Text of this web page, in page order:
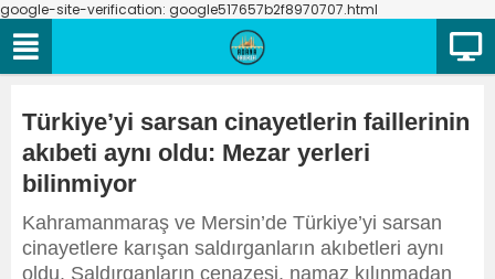
google-site-verification: google517657b2f8970707.html
Türkiye’yi sarsan cinayetlerin faillerinin
akıbeti aynı oldu: Mezar yerleri
bilinmiyor
Kahramanmaraş ve Mersin’de Türkiye’yi sarsan
cinayetlere karışan saldırganların akıbetleri aynı
oldu. Saldırganların cenazesi, namaz kılınmadan